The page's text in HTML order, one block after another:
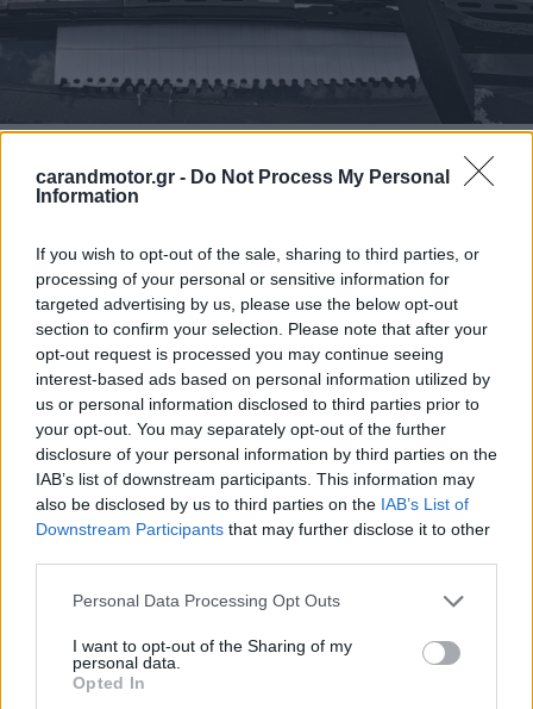
carandmotor.gr - Do Not Process My Personal
Information
If you wish to opt-out of the sale, sharing to third parties, or
processing of your personal or sensitive information for
targeted advertising by us, please use the below opt-out
section to confirm your selection. Please note that after your
opt-out request is processed you may continue seeing
interest-based ads based on personal information utilized by
us or personal information disclosed to third parties prior to
your opt-out. You may separately opt-out of the further
disclosure of your personal information by third parties on the
IAB’s list of downstream participants. This information may
also be disclosed by us to third parties on the IAB’s List of
Downstream Participants that may further disclose it to other
Please note that this website/app uses one or more Google
not limited to your visit or usage behaviour. You may click to
grant or deny consent to Google and its third-party tags to
use your data for below specified purposes in below Google
Personal Data Processing Opt Outs
I want to opt-out of the Sharing of my
personal data.
Opted In
Υπενθυμίζεται πως σύμφωνα με το νέο Κώδικα Οδικής
Κυκλοφορίας περί στάσης και στάθμευσης, το
μπορεί να φτάσει έως τα 1.200 ευρώανάλογα με τη
σοβαρότητα της παράβασης, ενώ σε ορισμένες
περιπτώσεις συνοδεύεται και από αφαίρεση της άδειας
οδήγησης.
Μάλιστα, σε περίπτωση που το αυτοκίνητο είναι
παρκαρισμένο και ο οδηγός του δεν είναι στο σημείο κατά
την βεβαίωση της κλήσης,το αστυνομικό όργανο έχει
το δικαίωμα αφαίρεσης των πινακίδων
κυκλοφορίας, οι οποίες επιστρέφονται στο αυτοκίνητο
αφού ο οδηγός προσκομίσει το δίπλωμα οδήγησης στο